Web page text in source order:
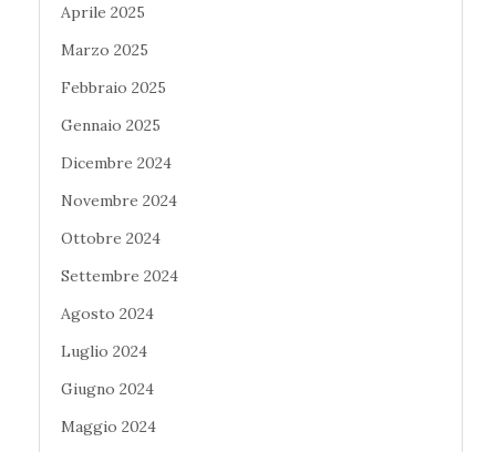
Aprile 2025
Marzo 2025
Febbraio 2025
Gennaio 2025
Dicembre 2024
Novembre 2024
Ottobre 2024
Settembre 2024
Agosto 2024
Luglio 2024
Giugno 2024
Maggio 2024